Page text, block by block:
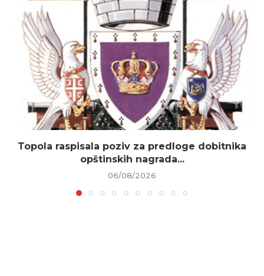
Topola raspisala poziv za predloge dobitnika
opštinskih nagrada...
06/08/2026